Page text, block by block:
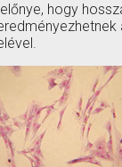
hogy